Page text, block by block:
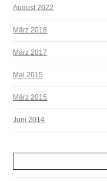
August 2022
März 2018
März 2017
Mai 2015
März 2015
Juni 2014